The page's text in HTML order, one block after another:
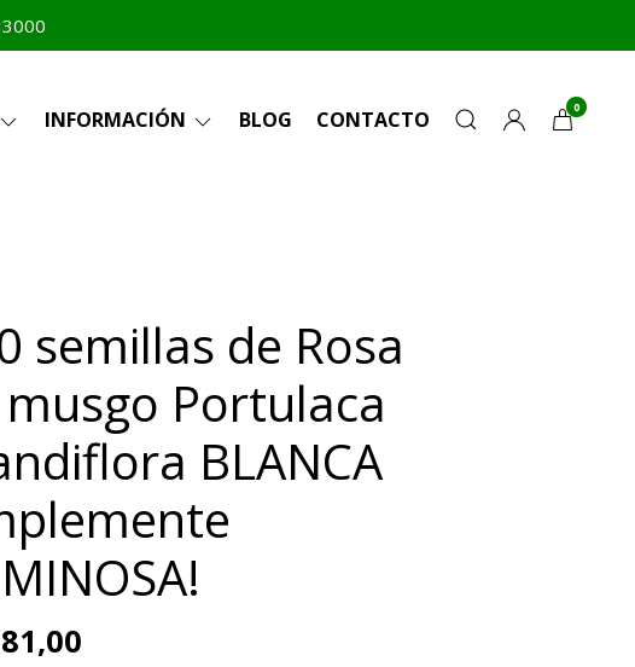
INFORMACIÓN BLOG CONTACTO 0
semillas de Rosa
Portulaca
BLANCA